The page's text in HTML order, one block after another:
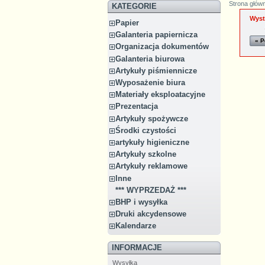
KATEGORIE
Papier
Galanteria papiernicza
Organizacja dokumentów
Galanteria biurowa
Artykuły piśmiennicze
Wyposażenie biura
Materiały eksploatacyjne
Prezentacja
Artykuły spożywcze
Środki czystości
artykuły higieniczne
Artykuły szkolne
Artykuły reklamowe
Inne
*** WYPRZEDAŻ ***
BHP i wysyłka
Druki akcydensowe
Kalendarze
INFORMACJE
Wysyłka
Strona
«